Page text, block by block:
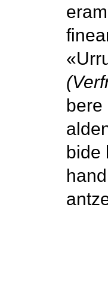
bere
bide